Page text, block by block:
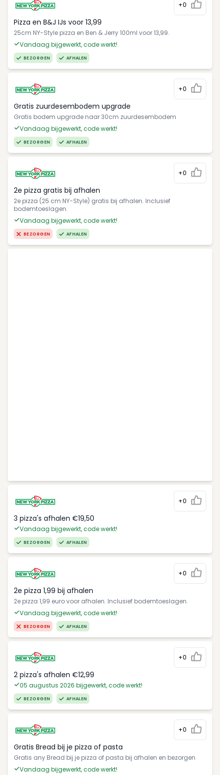
+0
Pizza en B&J IJs voor 13,99
25cm NY-Style pizza en Ben & Jerry 100ml voor 13,99.
Vandaag bijgewerkt, code werkt!
BEZORGEN AFHALEN
+0
Gratis zuurdesembodem upgrade
Gratis bodem upgrade naar 30cm zuurdesembodem
Vandaag bijgewerkt, code werkt!
BEZORGEN AFHALEN
+0
2e pizza gratis bij afhalen
2e pizza (25 cm NY-Style) gratis bij afhalen. Inclusief
bodemtoeslagen.
Vandaag bijgewerkt, code werkt!
BEZORGEN AFHALEN
+0
3 pizza's afhalen €19,50
Vandaag bijgewerkt, code werkt!
BEZORGEN AFHALEN
+0
2e pizza 1,99 bij afhalen
2e pizza 1,99 euro voor afhalen. Inclusief bodemtoeslagen.
Vandaag bijgewerkt, code werkt!
BEZORGEN AFHALEN
+0
2 pizza's afhalen €12,99
05 augustus 2026 bijgewerkt, code werkt!
BEZORGEN AFHALEN
+0
Gratis Bread bij je pizza of pasta
Gratis any Bread bij je pizza of pasta bij afhalen en bezorgen
Vandaag bijgewerkt, code werkt!